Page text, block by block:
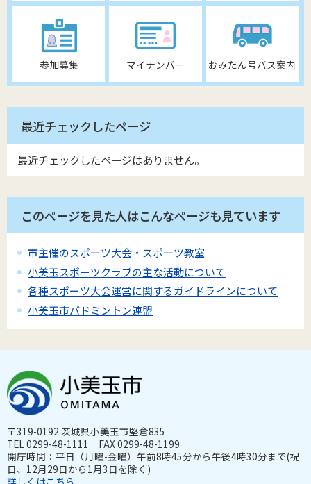
参加募集 マイナンバー おみたん号バス案内
最近チェックしたページ
最近チェックしたページはありません。
このページを見た人はこんなページも見ています
市主催のスポーツ大会・スポーツ教室
小美玉スポーツクラブの主な活動について
各種スポーツ大会運営に関するガイドラインについて
小美玉市バドミントン連盟
〒319-0192 茨城県小美玉市堅倉835
TEL 0299-48-1111 FAX 0299-48-1199
開庁時間：平日（月曜-金曜）午前8時45分から午後4時30分まで(祝
日、12月29日から1月3日を除く)